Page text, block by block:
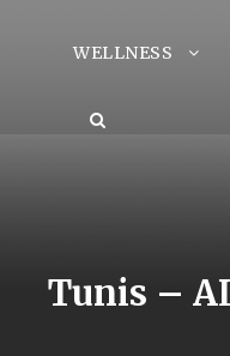
WELLNESS
Tunis –